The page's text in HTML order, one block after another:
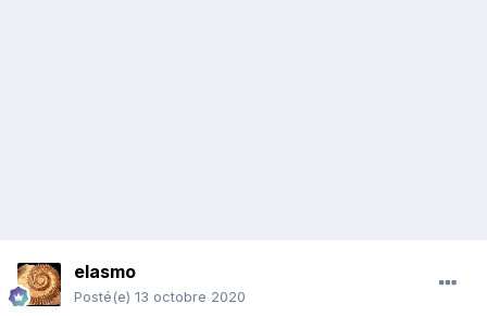
elasmo
Posté(e) 13 octobre 2020